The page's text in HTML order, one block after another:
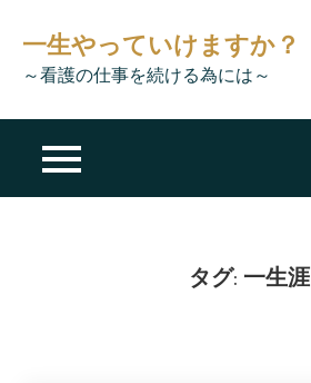
content
一生やっていけますか？
～看護の仕事を続ける為には～
タグ: 一生涯